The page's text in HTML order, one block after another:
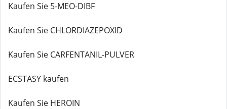
Kaufen Sie 5-MEO-DIBF
Kaufen Sie CHLORDIAZEPOXID
Kaufen Sie CARFENTANIL-PULVER
ECSTASY kaufen
Kaufen Sie HEROIN